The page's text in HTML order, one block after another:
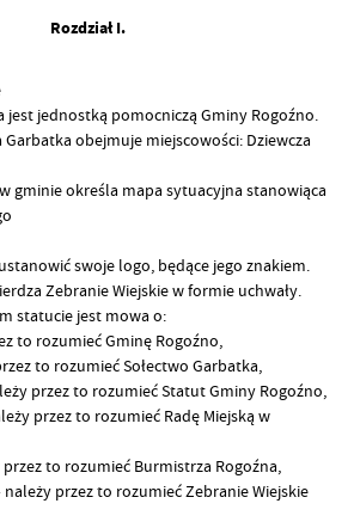
Rozdział I.
jest jednostką pomocniczą Gminy Rogoźno.
Garbatka obejmuje miejscowości: Dziewcza
gminie określa mapa sytuacyjna stanowiąca
swoje logo, będące jego znakiem.
Zebranie Wiejskie w formie uchwały.
statucie jest mowa o:
to rozumieć Gminę Rogoźno,
to rozumieć Sołectwo Garbatka,
przez to rozumieć Statut Gminy Rogoźno,
przez to rozumieć Radę Miejską w
to rozumieć Burmistrza Rogoźna,
przez to rozumieć Zebranie Wiejskie